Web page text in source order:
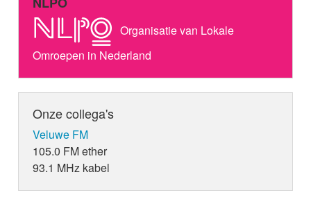
Organisatie van Lokale
Omroepen in Nederland
Onze collega's
Veluwe FM
105.0 FM ether
93.1 MHz kabel